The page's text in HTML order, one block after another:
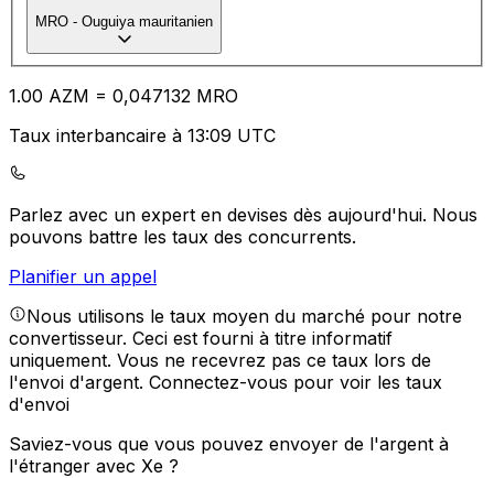
MRO - Ouguiya mauritanien
1.00 AZM = 0,047132 MRO
Taux interbancaire à 13:09 UTC
Parlez avec un expert en devises dès aujourd'hui. Nous
pouvons battre les taux des concurrents.
Planifier un appel
Nous utilisons le taux moyen du marché pour notre
convertisseur. Ceci est fourni à titre informatif
uniquement. Vous ne recevrez pas ce taux lors de
l'envoi d'argent. Connectez-vous pour voir les taux
d'envoi
Saviez-vous que vous pouvez envoyer de l'argent à
l'étranger avec Xe ?